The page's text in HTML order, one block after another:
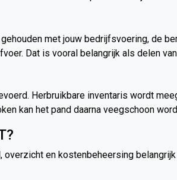
met jouw bedrijfsvoering, de
Dat is vooral belangrijk als delen
Herbruikbare inventaris wordt
kan het pand daarna veegschoon
en kostenbeheersing